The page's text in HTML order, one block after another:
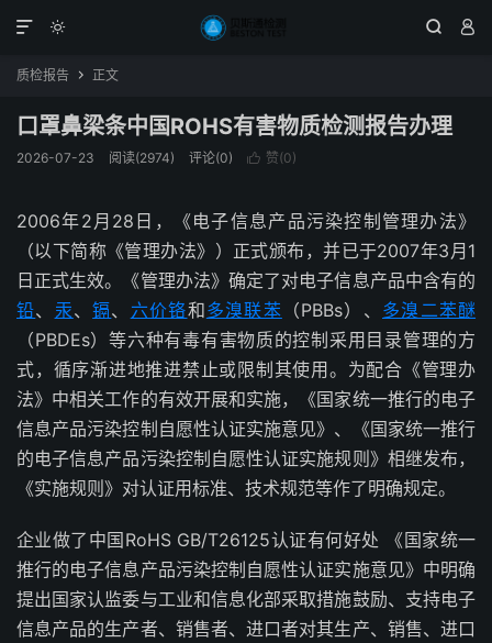
  

质检报告  正文
口罩鼻梁条中国ROHS有害物质检测报告办理
2026-07-23 阅读(2974) 评论(0)  赞(0)
2006年2月28日，《电子信息产品污染控制管理办法》
（以下简称《管理办法》）正式颁布，并已于2007年3月1
日正式生效。《管理办法》确定了对电子信息产品中含有的
铅、 汞、镉、 六价铬和多溴联苯 （PBBs）、 多溴二苯醚
（PBDEs）等六种有毒有害物质的控制采用目录管理的方
式，循序渐进地推进禁止或限制其使用。为配合《管理办
法》中相关工作的有效开展和实施，《国家统一推行的电子
信息产品污染控制自愿性认证实施意见》、《国家统一推行
的电子信息产品污染控制自愿性认证实施规则》相继发布，
《实施规则》对认证用标准、技术规范等作了明确规定。
企业做了中国RoHS GB/T26125认证有何好处 《国家统一
推行的电子信息产品污染控制自愿性认证实施意见》中明确
提出国家认监委与工业和信息化部采取措施鼓励、支持电子
信息产品的生产者、销售者、进口者对其生产、销售、进口